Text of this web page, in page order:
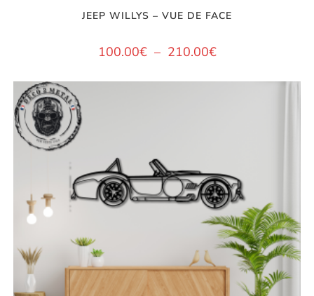
JEEP WILLYS – VUE DE FACE
100.00€ – 210.00€